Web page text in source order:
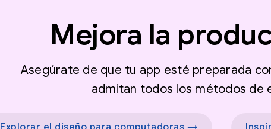
Mejora la
Asegúrate de que tu app esté preparada
admitan todos los métodos de